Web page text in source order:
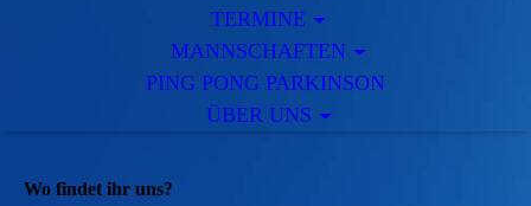
TERMINE
MANNSCHAFTEN
PING PONG PARKINSON
ÜBER UNS
Wo findet ihr uns?